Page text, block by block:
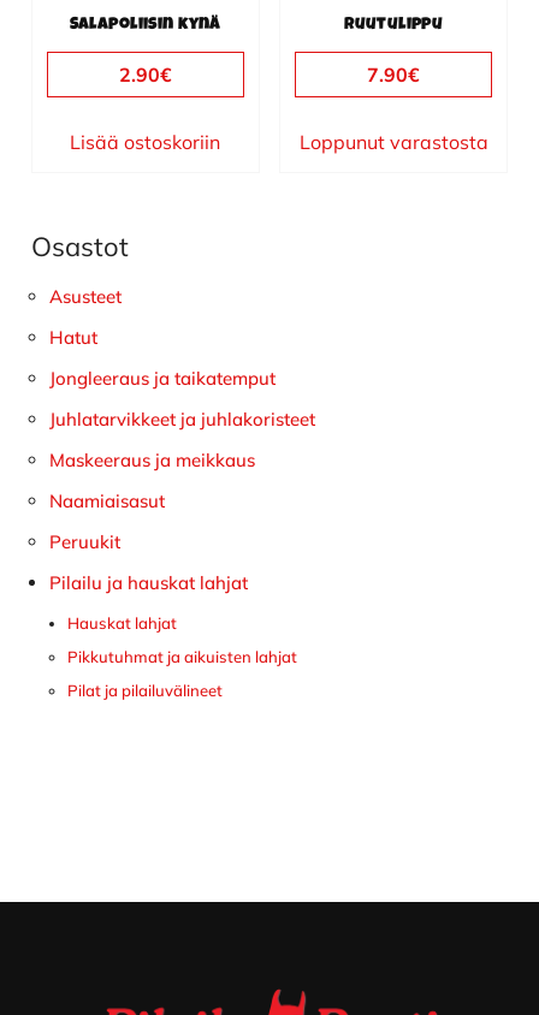
Salapoliisin kynä
2.90€
Lisää ostoskoriin
Ruutulippu
7.90€
Loppunut varastosta
Ensisijainen
sivupalkki
Osastot
Asusteet
Hatut
Jongleeraus ja taikatemput
Juhlatarvikkeet ja juhlakoristeet
Maskeeraus ja meikkaus
Naamiaisasut
Peruukit
Pilailu ja hauskat lahjat
Hauskat lahjat
Pikkutuhmat ja aikuisten lahjat
Pilat ja pilailuvälineet